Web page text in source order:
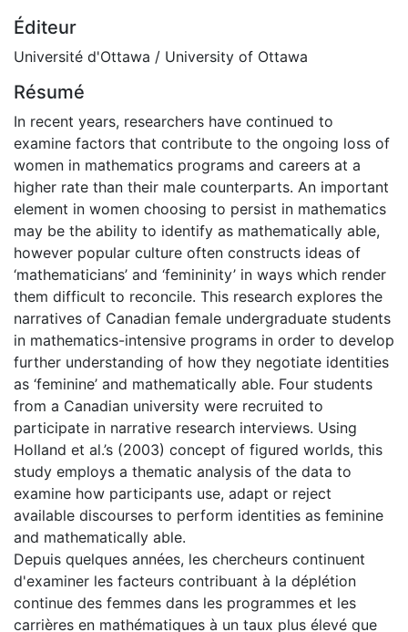
Éditeur
Université d'Ottawa / University of Ottawa
Résumé
In recent years, researchers have continued to
examine factors that contribute to the ongoing loss of
women in mathematics programs and careers at a
higher rate than their male counterparts. An important
element in women choosing to persist in mathematics
may be the ability to identify as mathematically able,
however popular culture often constructs ideas of
‘mathematicians’ and ‘femininity’ in ways which render
them difficult to reconcile. This research explores the
narratives of Canadian female undergraduate students
in mathematics-intensive programs in order to develop
further understanding of how they negotiate identities
as ‘feminine’ and mathematically able. Four students
from a Canadian university were recruited to
participate in narrative research interviews. Using
Holland et al.’s (2003) concept of figured worlds, this
study employs a thematic analysis of the data to
examine how participants use, adapt or reject
available discourses to perform identities as feminine
and mathematically able.
Depuis quelques années, les chercheurs continuent
d'examiner les facteurs contribuant à la déplétion
continue des femmes dans les programmes et les
carrières en mathématiques à un taux plus élevé que